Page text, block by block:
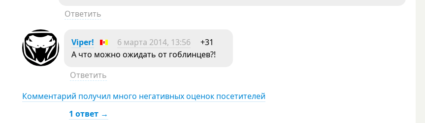
Ответить
Viper! 6 марта 2014, 13:56
+31
А что можно ожидать от гоблинцев?!
Ответить
Комментарий получил много негативных оценок посетителей
1 ответ →